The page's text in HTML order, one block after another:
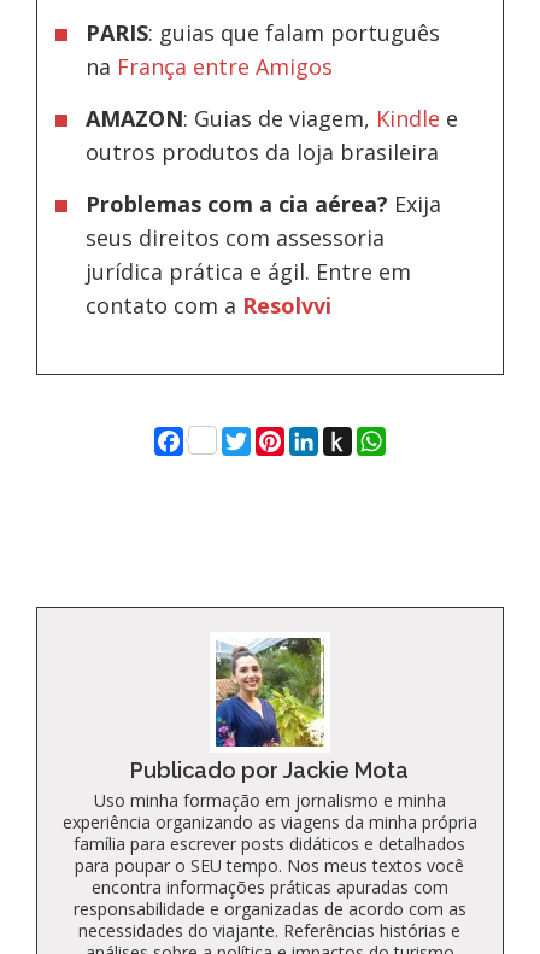
PARIS: guias que falam português
na França entre Amigos
AMAZON: Guias de viagem, Kindle e
outros produtos da loja brasileira
Problemas com a cia aérea? Exija
seus direitos com assessoria
jurídica prática e ágil. Entre em
contato com a Resolvvi
Facebook
Twitter
Pinterest
LinkedIn
Push
to
WhatsApp
Publicado por Jackie Mota
Uso minha formação em jornalismo e minha
experiência organizando as viagens da minha própria
família para escrever posts didáticos e detalhados
para poupar o SEU tempo. Nos meus textos você
encontra informações práticas apuradas com
responsabilidade e organizadas de acordo com as
necessidades do viajante. Referências histórias e